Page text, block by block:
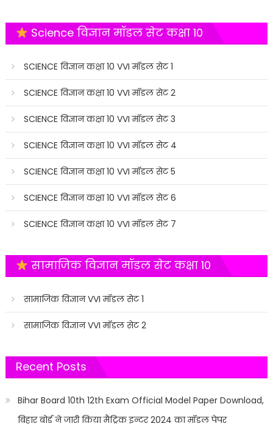
Science विज्ञान मॉडल सेट कक्षा 10
SCIENCE विज्ञान कक्षा 10 VVI मॉडल सेट 1
SCIENCE विज्ञान कक्षा 10 VVI मॉडल सेट 2
SCIENCE विज्ञान कक्षा 10 VVI मॉडल सेट 3
SCIENCE विज्ञान कक्षा 10 VVI मॉडल सेट 4
SCIENCE विज्ञान कक्षा 10 VVI मॉडल सेट 5
SCIENCE विज्ञान कक्षा 10 VVI मॉडल सेट 6
SCIENCE विज्ञान कक्षा 10 VVI मॉडल सेट 7
सामाजिक विज्ञान मॉडल सेट कक्षा 10
सामाजिक विज्ञान VVI मॉडल सेट 1
सामाजिक विज्ञान VVI मॉडल सेट 2
Recent Posts
Bihar Board 10th 12th Exam Official Model Paper Download,
बिहार बोर्ड ने जारी किया मैट्रिक इन्टर 2024 का मॉडल पेपर